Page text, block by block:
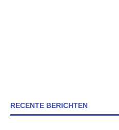
RECENTE BERICHTEN